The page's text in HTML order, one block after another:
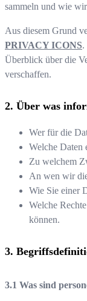
sammeln und wie
Aus diesem Grund
PRIVACY ICONS.
Überblick über die
verschaffen.
Über was
Wer für die
Welche Daten
Zu welchem
An wen wir
Wie Sie einer
Welche
können.
Was sind